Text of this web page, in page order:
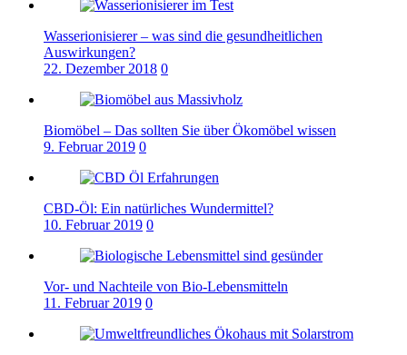
Wasserionisierer – was sind die gesundheitlichen
Auswirkungen?
22. Dezember 2018 0
Biomöbel – Das sollten Sie über Ökomöbel wissen
9. Februar 2019 0
CBD-Öl: Ein natürliches Wundermittel?
10. Februar 2019 0
Vor- und Nachteile von Bio-Lebensmitteln
11. Februar 2019 0